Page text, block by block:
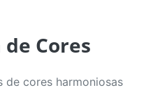
Cores
de cores harmoniosas